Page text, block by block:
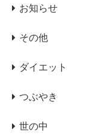
お知らせ
その他
ダイエット
つぶやき
世の中